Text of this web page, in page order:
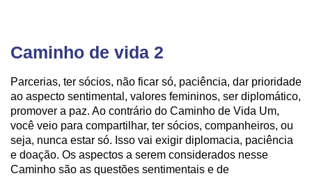
Caminho de vida 2
Parcerias, ter sócios, não ficar só, paciência, dar prioridade
ao aspecto sentimental, valores femininos, ser diplomático,
promover a paz. Ao contrário do Caminho de Vida Um,
você veio para compartilhar, ter sócios, companheiros, ou
seja, nunca estar só. Isso vai exigir diplomacia, paciência
e doação. Os aspectos a serem considerados nesse
Caminho são as questões sentimentais e de